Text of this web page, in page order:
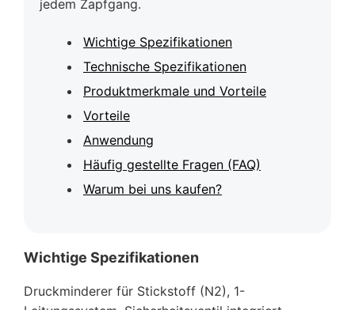
jedem Zapfgang.
Wichtige Spezifikationen
Technische Spezifikationen
Produktmerkmale und Vorteile
Vorteile
Anwendung
Häufig gestellte Fragen (FAQ)
Warum bei uns kaufen?
Wichtige Spezifikationen
Druckminderer für Stickstoff (N2), 1-